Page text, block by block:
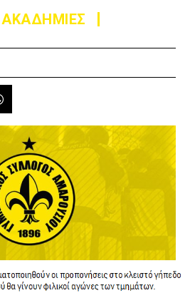
ΑΚΑΔΗΜΙΕΣ